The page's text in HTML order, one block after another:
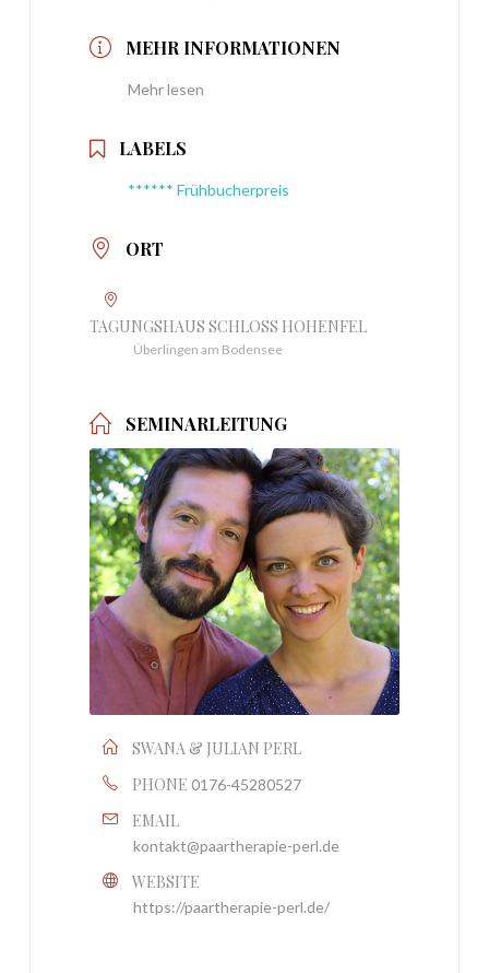
MEHR INFORMATIONEN
Mehr lesen
LABELS
****** Frühbucherpreis
ORT
TAGUNGSHAUS SCHLOSS HOHENFEL
Überlingen am Bodensee
SEMINARLEITUNG
SWANA & JULIAN PERL
PHONE 0176-45280527
EMAIL
kontakt@paartherapie-perl.de
WEBSITE
https://paartherapie-perl.de/